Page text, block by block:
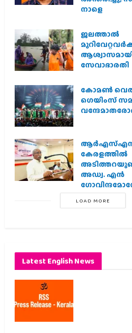
നാളെ
ജലത്താല്‍
സേവാഭാരതി
കോമൺ
ഗെയിംസ്
കേരളത്തില്‍
അഡ്വ. എന്‍
പ്രധാന പങ്ക്
LOAD MORE
Latest English News